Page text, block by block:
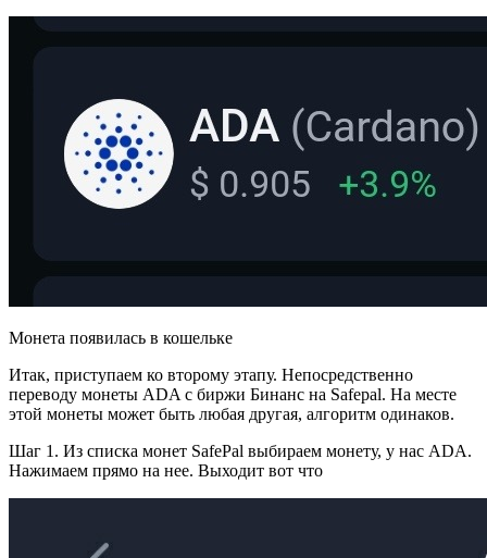
Монета появилась в кошельке
Итак, приступаем ко второму этапу. Непосредственно
переводу монеты ADA с биржи Бинанс на Safepal. На месте
этой монеты может быть любая другая, алгоритм одинаков.
Шаг 1. Из списка монет SafePal выбираем монету, у нас ADA.
Нажимаем прямо на нее. Выходит вот что